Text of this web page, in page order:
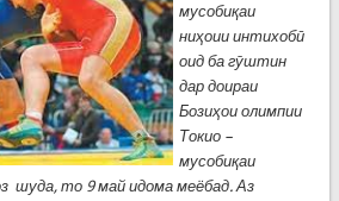
мусобиқаи
ниҳоии интихобӣ
оид ба гӯштин
дар доираи
Бозиҳои олимпии
Токио –
мусобиқаи
шуда, то 9 май идома меёбад. Аз